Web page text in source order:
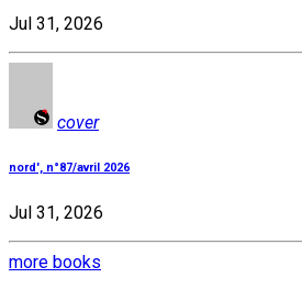
Jul 31, 2026
cover
nord', n°87/avril 2026
Jul 31, 2026
more books